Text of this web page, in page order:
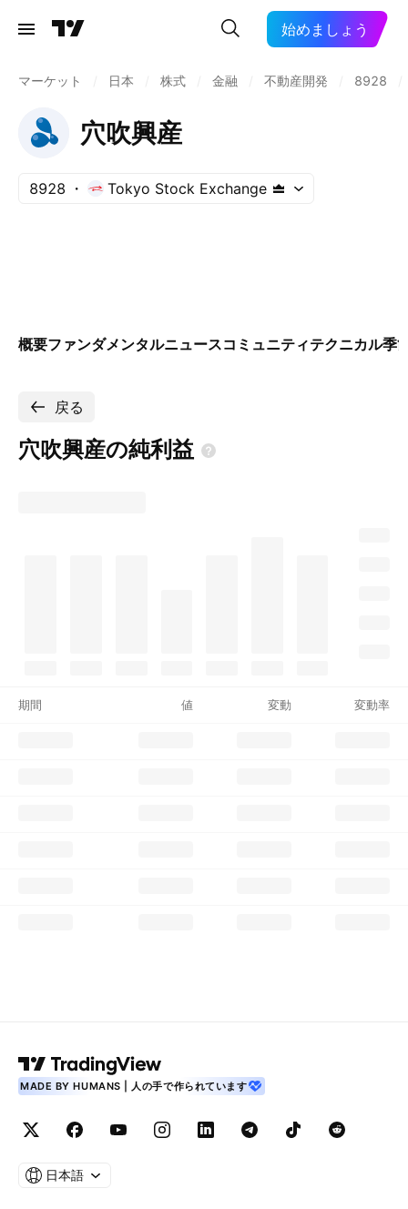
始めましょう
マーケット 日本 株式 金融 不動産開発 8928
穴吹興産
8928 Tokyo Stock Exchange
概要ファンダメンタルニュースコミュニティテクニカル季
戻る
穴吹興産の純利益
期間 値 変動 変動率
MADE BY HUMANS | 人の手で作られています
日本語